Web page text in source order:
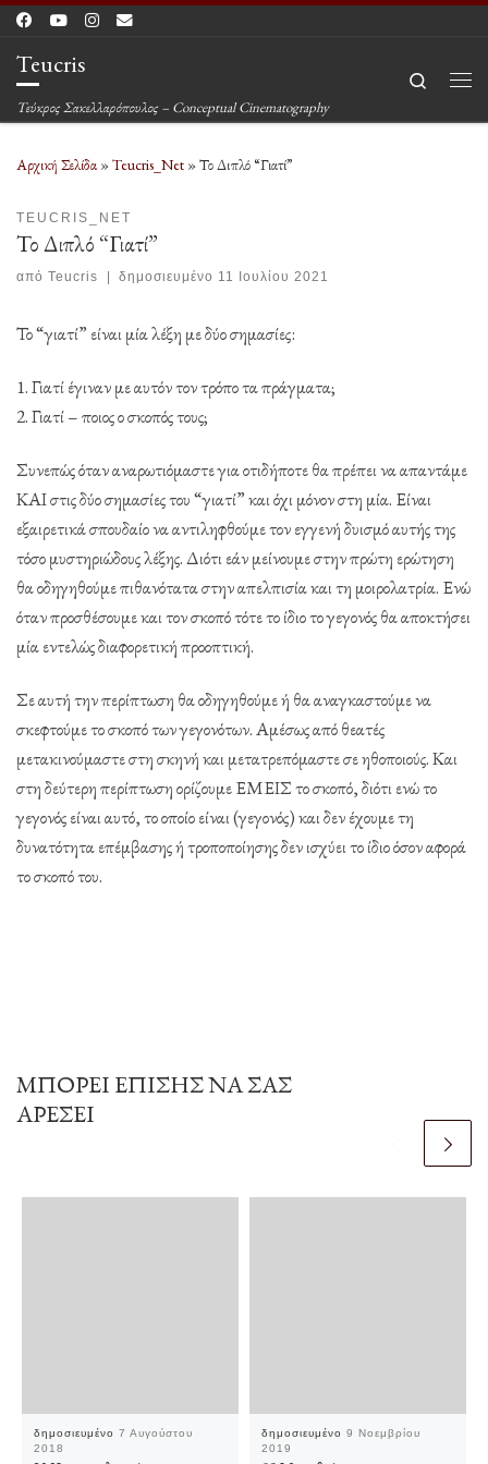
Μετάβαση στο περιεχόμενο
Teucris
Τεύκρος Σακελλαρόπουλος – Conceptual Cinematography
Search
Αρχική Σελίδα»Teucris_Net »Το Διπλό “Γιατί”
TEUCRIS_NET
Το Διπλό “Γιατί”
από Teucris δημοσιευμένο 11 Ιουλίου 2021
Το “γιατί” είναι μία λέξη με δύο σημασίες:
1. Γιατί έγιναν με αυτόν τον τρόπο τα πράγματα;
2. Γιατί – ποιος ο σκοπός τους;
Συνεπώς όταν αναρωτιόμαστε για οτιδήποτε θα πρέπει να απαντάμε
ΚΑΙ στις δύο σημασίες του “γιατί” και όχι μόνον στη μία. Είναι
εξαιρετικά σπουδαίο να αντιληφθούμε τον εγγενή δυισμό αυτής της
τόσο μυστηριώδους λέξης. Διότι εάν μείνουμε στην πρώτη ερώτηση
θα οδηγηθούμε πιθανότατα στην απελπισία και τη μοιρολατρία. Ενώ
όταν προσθέσουμε και τον σκοπό τότε το ίδιο το γεγονός θα αποκτήσει
μία εντελώς διαφορετική προοπτική.
Σε αυτή την περίπτωση θα οδηγηθούμε ή θα αναγκαστούμε να
σκεφτούμε το σκοπό των γεγονότων. Αμέσως από θεατές
μετακινούμαστε στη σκηνή και μετατρεπόμαστε σε ηθοποιούς. Και
στη δεύτερη περίπτωση ορίζουμε ΕΜΕΙΣ το σκοπό, διότι ενώ το
γεγονός είναι αυτό, το οποίο είναι (γεγονός) και δεν έχουμε τη
δυνατότητα επέμβασης ή τροποποίησης δεν ισχύει το ίδιο όσον αφορά
το σκοπό του.
ΜΠΟΡΕΊ ΕΠΊΣΗΣ ΝΑ ΣΑΣ
ΑΡΈΣΕΙ
δημοσιευμένο7 Αυγούστου
2018
δημοσιευμένο9 Νοεμβρίου
2019